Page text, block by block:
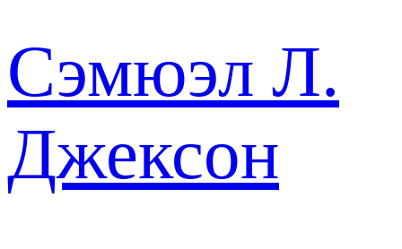
Сэмюэл Л.
Джексон